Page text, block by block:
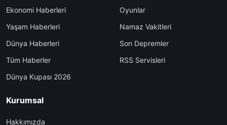
Ekonomi Haberleri
Yaşam Haberleri
Dünya Haberleri
Tüm Haberler
Dünya Kupası 2026
Oyunlar
Namaz Vakitleri
Son Depremler
RSS Servisleri
Kurumsal
Hakkımızda